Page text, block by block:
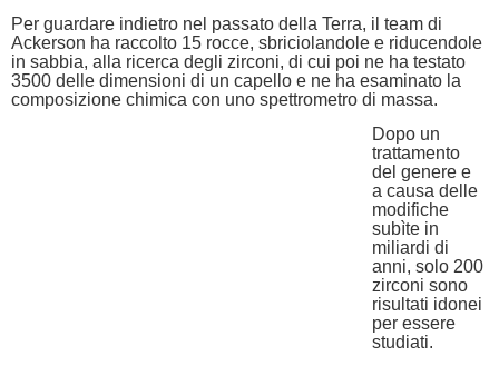
Per guardare indietro nel passato della Terra, il team di
Ackerson ha raccolto 15 rocce, sbriciolandole e riducendole
in sabbia, alla ricerca degli zirconi, di cui poi ne ha testato
3500 delle dimensioni di un capello e ne ha esaminato la
composizione chimica con uno spettrometro di massa.
Dopo un
trattamento
del genere e
a causa delle
modifiche
subìte in
miliardi di
anni, solo 200
zirconi sono
risultati idonei
per essere
studiati.